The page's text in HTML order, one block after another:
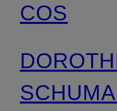
COS